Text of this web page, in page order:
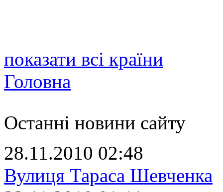
показати всі країни
Головна
Останні новини сайту
28.11.2010 02:48
Вулиця Тараса Шевченка